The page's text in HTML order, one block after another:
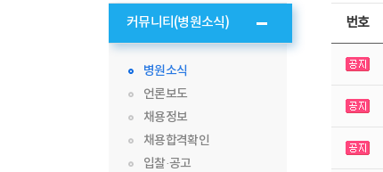
커뮤니티(병원소식)
병원소식
언론보도
채용정보
채용합격확인
입찰·공고
번호